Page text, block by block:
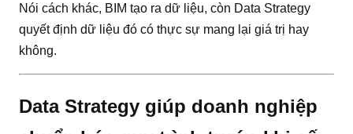
Nói cách khác, BIM tạo ra dữ liệu, còn Data Strategy
quyết định dữ liệu đó có thực sự mang lại giá trị hay
không.
Data Strategy giúp doanh nghiệp